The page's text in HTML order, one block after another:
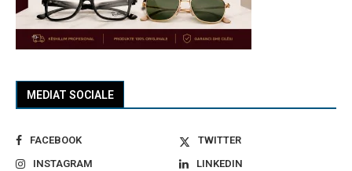
MEDIAT SOCIALE
FACEBOOK
TWITTER
INSTAGRAM
LINKEDIN